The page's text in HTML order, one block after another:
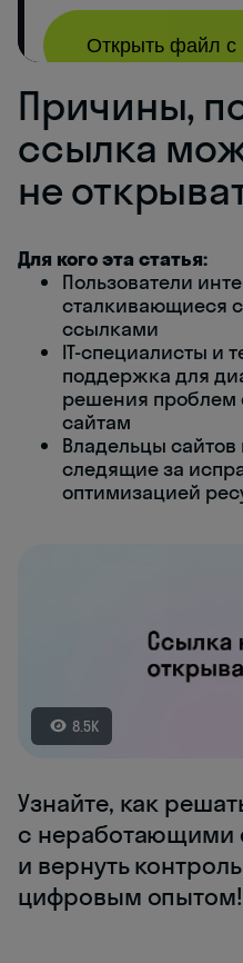
Причины,
ссылка
не
Для кого эта статья:
Пользователи
сталкивающиеся
ссылками
IT-специалисты и
поддержка для
решения проблем
сайтам
Владельцы
следящие за
оптимизацией
8.5K
Узнайте, как
с неработающими
и вернуть
цифровым опытом!